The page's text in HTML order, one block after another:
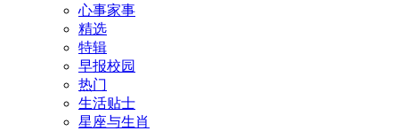
心事家事
精选
特辑
早报校园
热门
生活贴士
星座与生肖